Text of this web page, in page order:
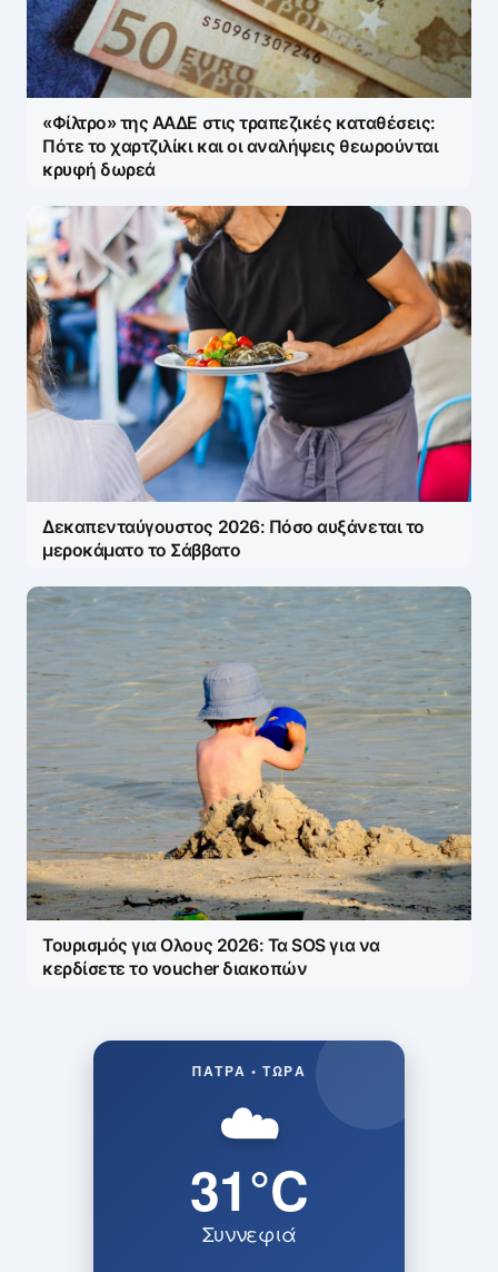
«Φίλτρο» της ΑΑΔΕ στις τραπεζικές καταθέσεις:
Πότε το χαρτζιλίκι και οι αναλήψεις θεωρούνται
κρυφή δωρεά
Δεκαπενταύγουστος 2026: Πόσο αυξάνεται το
μεροκάματο το Σάββατο
Τουρισμός για Ολους 2026: Τα SOS για να
κερδίσετε το voucher διακοπών
ΠΆΤΡΑ • ΤΏΡΑ
☁️
31°C
Συννεφιά